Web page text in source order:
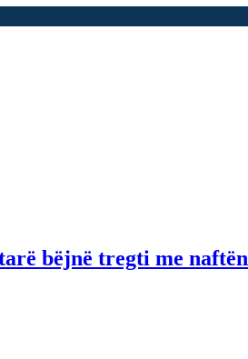
bëjnë tregti me naftën